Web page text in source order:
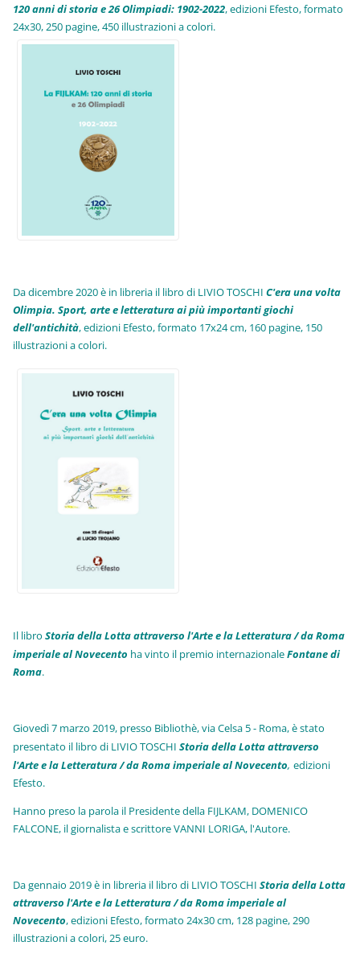
120 anni di storia e 26 Olimpiadi: 1902-2022, edizioni Efesto, formato
24x30, 250 pagine, 450 illustrazioni a colori.
Da dicembre 2020 è in libreria il libro di LIVIO TOSCHIC'era una volta
Olimpia. Sport, arte e letteratura ai più importanti giochi
dell'antichità,edizioni Efesto, formato 17x24 cm, 160 pagine, 150
illustrazioni a colori.
Il libroStoria della Lotta attraverso l'Arte e la Letteratura / da Roma
imperiale al Novecento ha vinto il premio internazionaleFontane di
Roma.
Giovedì 7 marzo 2019, presso Bibliothè, via Celsa 5 - Roma, è stato
presentato il libro di LIVIO TOSCHIStoria della Lotta attraverso
l'Arte e la Letteratura / da Roma imperiale al Novecento, edizioni
Efesto.
Hanno preso la parola il Presidente della FIJLKAM, DOMENICO
FALCONE, il giornalista e scrittore VANNI LORIGA, l'Autore.
Da gennaio 2019 è in libreria il libro di LIVIO TOSCHIStoria della Lotta
attraverso l'Arte e la Letteratura / da Roma imperiale al
Novecento, edizioni Efesto, formato 24x30 cm, 128 pagine, 290
illustrazioni a colori, 25 euro.